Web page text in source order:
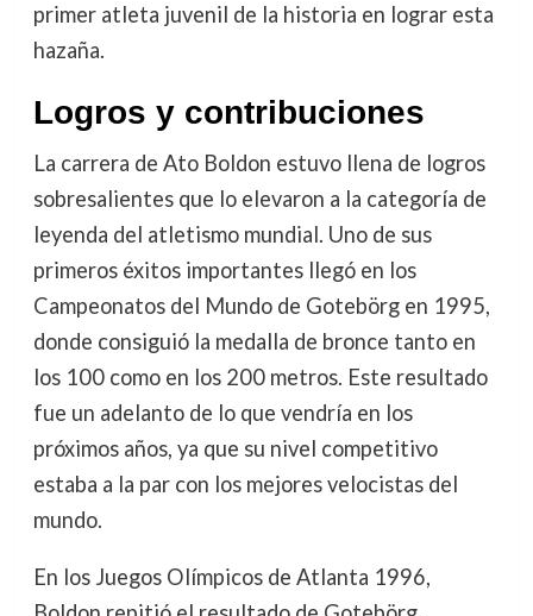
primer atleta juvenil de la historia en lograr esta
hazaña.
Logros y contribuciones
La carrera de Ato Boldon estuvo llena de logros
sobresalientes que lo elevaron a la categoría de
leyenda del atletismo mundial. Uno de sus
primeros éxitos importantes llegó en los
Campeonatos del Mundo de Gotebörg en 1995,
donde consiguió la medalla de bronce tanto en
los 100 como en los 200 metros. Este resultado
fue un adelanto de lo que vendría en los
próximos años, ya que su nivel competitivo
estaba a la par con los mejores velocistas del
mundo.
En los Juegos Olímpicos de Atlanta 1996,